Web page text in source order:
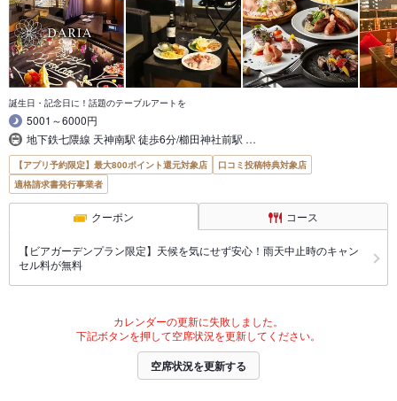
誕生日・記念日に！話題のテーブルアートを
5001～6000円
地下鉄七隈線 天神南駅 徒歩6分/櫛田神社前駅 …
【アプリ予約限定】最大800ポイント還元対象店
口コミ投稿特典対象店
適格請求書発行事業者
クーポン コース
【ビアガーデンプラン限定】天候を気にせず安心！雨天中止時のキャン
セル料が無料
カレンダーの更新に失敗しました。
下記ボタンを押して空席状況を更新してください。
空席状況を更新する